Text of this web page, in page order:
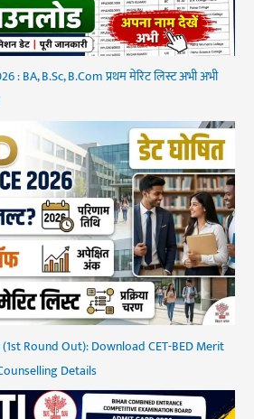
: BA, B.Sc, B.Com प्रथम मेरिट लिस्ट अभी अभी
Round Out): Download CET-BED Merit
Details